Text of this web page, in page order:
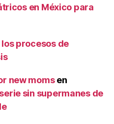
en México para
procesos de
new momsen
sin supermanes de